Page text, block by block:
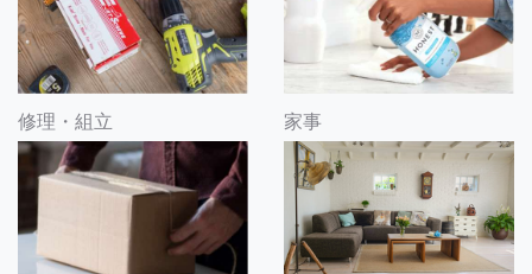
修理・組立 家事